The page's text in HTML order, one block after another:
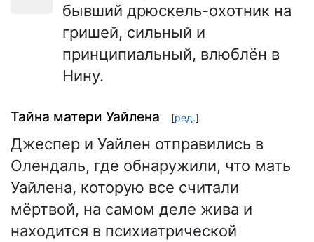
бывший дрюскель-охотник на
гришей, сильный и
принципиальный, влюблён в
Нину.
Тайна матери Уайлена [ред.]
Джеспер и Уайлен отправились в
Олендаль, где обнаружили, что мать
Уайлена, которую все считали
мёртвой, на самом деле жива и
находится в психиатрической